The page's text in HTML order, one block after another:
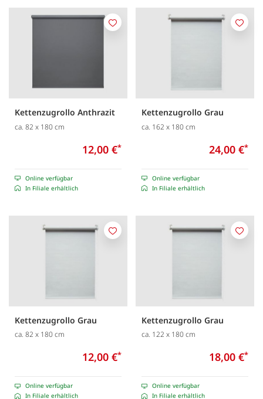
Kettenzugrollo Anthrazit
ca. 82 x 180 cm
12,00 €*
Online verfügbar
In Filiale erhältlich
Merken
Kettenzugrollo Grau
ca. 162 x 180 cm
24,00 €*
Online verfügbar
In Filiale erhältlich
Kettenzugrollo Grau
ca. 82 x 180 cm
12,00 €*
Online verfügbar
In Filiale erhältlich
Merken
Kettenzugrollo Grau
ca. 122 x 180 cm
18,00 €*
Online verfügbar
In Filiale erhältlich